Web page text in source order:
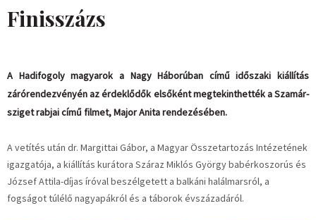
Finisszázs
A Hadifogoly magyarok a Nagy Háborúban című időszaki kiállítás
zárórendezvényén az érdeklődők elsőként megtekinthették a Szamár-
sziget rabjai című filmet, Major Anita rendezésében.
A vetítés után dr. Margittai Gábor, a Magyar Összetartozás Intézetének
igazgatója, a kiállítás kurátora Száraz Miklós György babérkoszorús és
József Attila-díjas íróval beszélgetett a balkáni halálmarsról, a
fogságot túlélő nagyapákról és a táborok évszázadáról.